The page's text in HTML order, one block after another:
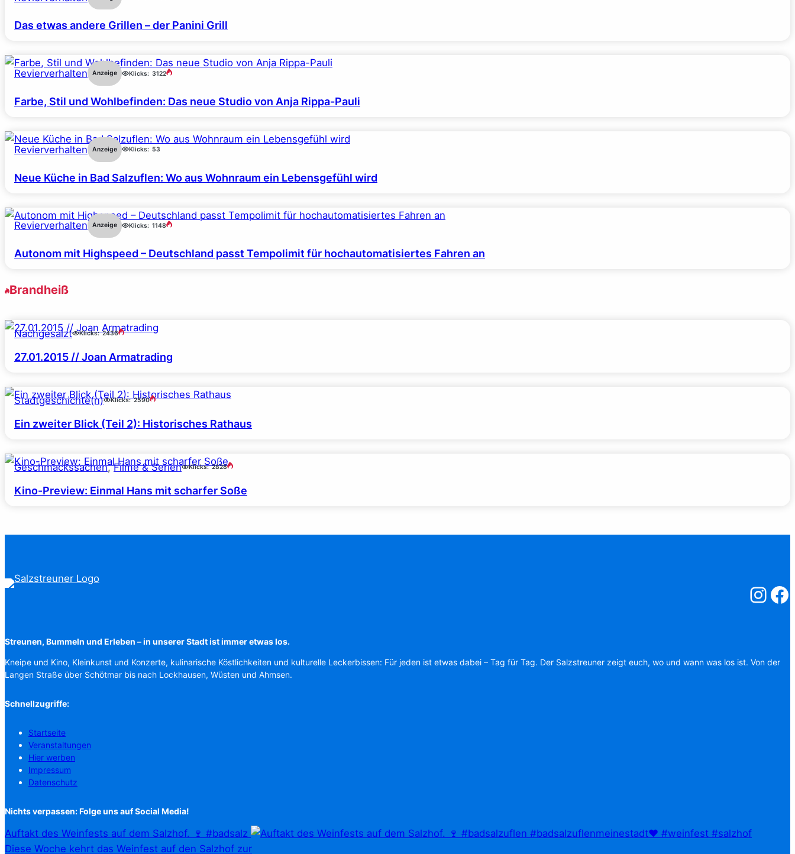
Das etwas andere Grillen – der Panini Grill
Revierverhalten Anzeige Klicks: 3122
Farbe, Stil und Wohlbefinden: Das neue Studio von Anja Rippa-Pauli
Revierverhalten Anzeige Klicks: 53
Neue Küche in Bad Salzuflen: Wo aus Wohnraum ein Lebensgefühl wird
Revierverhalten Anzeige Klicks: 1148
Autonom mit Highspeed – Deutschland passt Tempolimit für hochautomatisiertes Fahren an
Brandheiß
Nachgesalzt Klicks: 2436
27.01.2015 // Joan Armatrading
Stadtgeschichte(n) Klicks: 2590
Ein zweiter Blick (Teil 2): Historisches Rathaus
Geschmackssachen, Filme & Serien Klicks: 2828
Kino-Preview: Einmal Hans mit scharfer Soße
Streunen, Bummeln und Erleben – in unserer Stadt ist immer etwas los.
Kneipe und Kino, Kleinkunst und Konzerte, kulinarische Köstlichkeiten und kulturelle Leckerbissen: Für jeden ist etwas dabei – Tag für Tag. Der Salzstreuner zeigt euch, wo und wann was los ist. Von der
Langen Straße über Schötmar bis nach Lockhausen, Wüsten und Ahmsen.
Schnellzugriffe:
Startseite
Veranstaltungen
Hier werben
Impressum
Datenschutz
Nichts verpassen: Folge uns auf Social Media!
Auftakt des Weinfests auf dem Salzhof. 🍷 #badsalz
Diese Woche kehrt das Weinfest auf den Salzhof zur